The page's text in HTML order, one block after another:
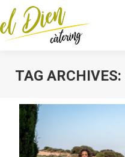
TAG ARCHIVES: